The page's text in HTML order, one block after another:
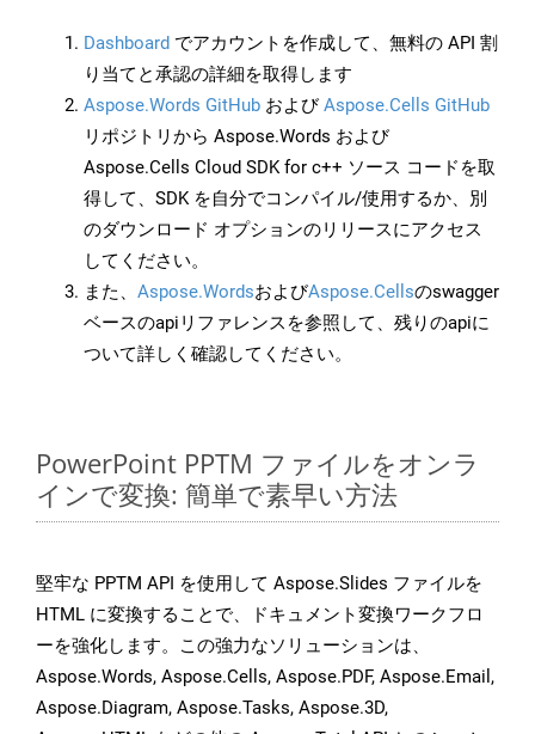
Dashboard でアカウントを作成して、無料の API 割
り当てと承認の詳細を取得します
Aspose.Words GitHub およびAspose.Cells GitHub
リポジトリから Aspose.Words および
Aspose.Cells Cloud SDK for c++ ソース コードを取
得して、SDK を自分でコンパイル/使用するか、別
のダウンロード オプションのリリースにアクセス
してください。
また、 Aspose.WordsおよびAspose.Cellsのswagger
ベースのapiリファレンスを参照して、残りのapiに
ついて詳しく確認してください。
PowerPoint PPTM ファイルをオンラ
インで変換: 簡単で素早い方法
堅牢な PPTM API を使用して Aspose.Slides ファイルを
HTML に変換することで、ドキュメント変換ワークフロ
ーを強化します。この強力なソリューションは、
Aspose.Words, Aspose.Cells, Aspose.PDF, Aspose.Email,
Aspose.Diagram, Aspose.Tasks, Aspose.3D,